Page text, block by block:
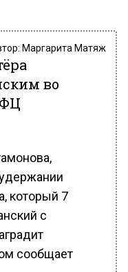
Маргарита Матяж
во
который 7
с
сообщает